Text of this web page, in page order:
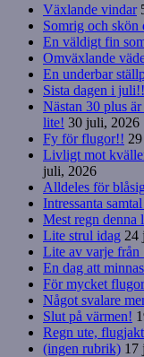
Växlande vindar
Somrig och skön
En väldigt fin
Omväxlande
En underbar
Sista dagen i
Nästan 30 plus
lite! 30 juli, 2026
Fy för flugor!!
Livligt mot
juli, 2026
Alldeles för
Intressanta
Mest regn denna
Lite strul idag 24
Lite av varje från
En dag att
För mycket
Något svalare
Slut på värmen!
Regn ute,
(ingen rubrik) 17